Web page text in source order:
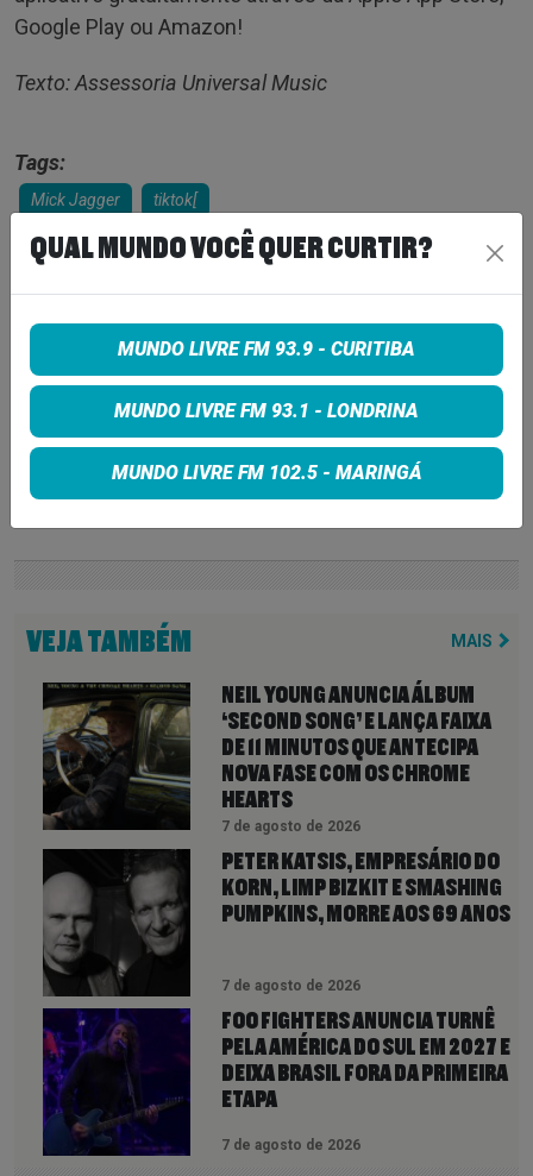
Google Play ou Amazon!
Texto: Assessoria Universal Music
Tags:
Mick Jagger tiktok[
COMPARTILHE
Share on Facebook
Share on Twitter
VEJA TAMBÉM MAIS
NEIL YOUNG ANUNCIA ÁLBUM
‘SECOND SONG’ E LANÇA FAIXA
DE 11 MINUTOS QUE ANTECIPA
NOVA FASE COM OS CHROME
HEARTS
7 de agosto de 2026
PETER KATSIS, EMPRESÁRIO DO
KORN, LIMP BIZKIT E SMASHING
PUMPKINS, MORRE AOS 69 ANOS
7 de agosto de 2026
FOO FIGHTERS ANUNCIA TURNÊ
PELA AMÉRICA DO SUL EM 2027 E
DEIXA BRASIL FORA DA PRIMEIRA
ETAPA
7 de agosto de 2026
QUAL MUNDO VOCÊ QUER CURTIR?
MUNDO LIVRE FM 93.9 - CURITIBA
MUNDO LIVRE FM 93.1 - LONDRINA
MUNDO LIVRE FM 102.5 - MARINGÁ